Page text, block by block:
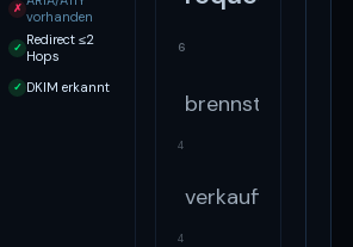
✗ vorhanden
✓ Redirect ≤2
Hops
✓ DKIM erkannt
6
4
4